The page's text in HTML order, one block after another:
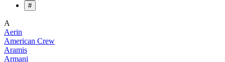
#
A
Aerin
American Crew
Aramis
Armani